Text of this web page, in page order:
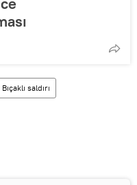
Bıçaklı saldırı